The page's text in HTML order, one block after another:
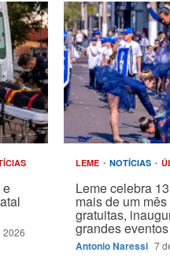
e
2026
LEME NOTÍCIAS
Leme celebra
mais de um
gratuitas,
grandes eventos
Antonio Naressi 7